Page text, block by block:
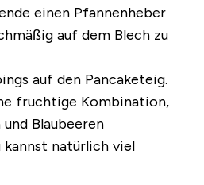
einen Pfannenheber
auf dem Blech zu
auf den Pancaketeig.
fruchtige Kombination,
Blaubeeren
kannst natürlich viel